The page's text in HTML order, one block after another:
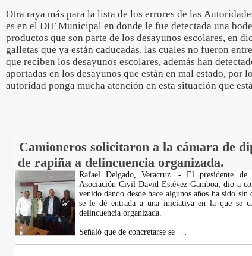
Otra raya más para la lista de los errores de las
es en el DIF Municipal en donde le fue detectada una
productos que son parte de los desayunos escolares, en
galletas que ya están caducadas, las cuales no fueron
que reciben los desayunos escolares, además han
aportadas en los desayunos que están en mal estado, por
autoridad ponga mucha atención en esta situación que
Camioneros solicitaron a la cámara de
de rapiña a delincuencia organizada.
Rafael Delgado, Veracruz. - El presidente de
Asociación Civil David Estévez Gamboa, dio a
venido dando desde hace algunos años ha sido
se le dé entrada a una iniciativa en la que se
delincuencia organizada.
Señaló que de concretarse se